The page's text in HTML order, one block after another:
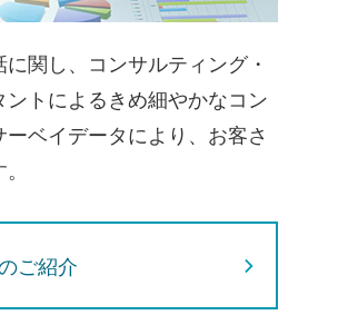
関し、コンサルティング・
トによるきめ細やかなコン
ベイデータにより、お客さ
ご紹介